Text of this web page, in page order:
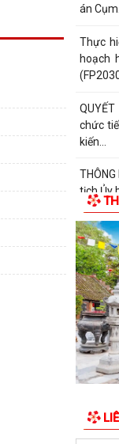
án
Thực
hoạch
chức
kiến...
tịch Ủy
công
tại Trụ
Quy
hoạch
Thường